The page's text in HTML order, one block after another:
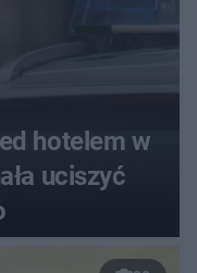
hotelem w
uciszyć